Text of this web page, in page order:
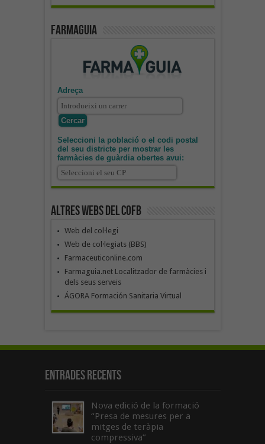
Farmaguia
Adreça
Seleccioni la població o el codi postal
del seu districte per mostrar les
farmàcies de guàrdia obertes avui:
Altres webs del COFB
Web del col·legi
Web de col·legiats (BBS)
Farmaceuticonline.com
Farmaguia.net Localitzador de farmàcies i
dels seus serveis
ÁGORA Formación Sanitaria Virtual
Entrades recents
Nova edició de la formació
“Presa de mesures per a
mitges de teràpia
compressiva”